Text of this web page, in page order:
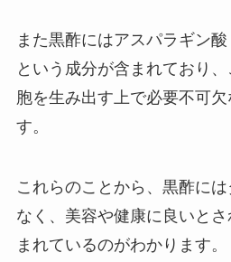
また黒酢にはアスパラギン
という成分が含まれており
胞を生み出す上で必要不可
す。
これらのことから、黒酢に
なく、美容や健康に良いと
まれているのがわかります。